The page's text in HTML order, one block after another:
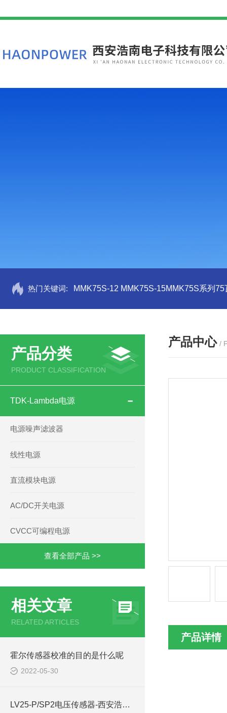
热门关键词: MMK75S-12 MMK75S-15MMK75S系列
产品分类
PRODUCT CLASSIFICATION
TDK-Lambda电源
电源噪声滤波器
线性电源
直流模块电源
AC/DC开关电源
CVCC可编程电源
查看全部产品 >>
相关文章
RELATED ARTICLES
霍尔传感器校准的目的是什么呢
2022-05-30
LV25-P/SP2电压传感器-西安浩南电子科技
产品中心 /
产品详情